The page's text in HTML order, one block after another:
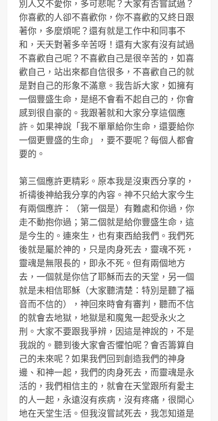
別人又不愛你，多可悲呢？大家有否嘗試過？
你喜歡的人卻不喜歡你，你不喜歡的又終日跟
著你，多麼煩呢？還有就是工作中和同事不
和，天天對著多辛苦呀！還有大家有沒有試過
不喜歡自己呢？不喜歡自己是很辛苦的，如喜
歡自己，站出來都自信很多，不喜歡自己的就
是對自己的形象不滿意。我告訴大家，如擁有
一個豐盛生命，是絕不會看不起自己的，你會
感到很自豪的。我跟著就和大家分享這個應
許。如果神說「我不單單給你生命，還要給你
一個更豐盛的生命」，要不要呢？每個人都會
要的。
第三個應許更精彩。原本我是沒東西分享的，
祈禱後神給我分享的內容。神不只給大家今生
有兩個應許：（第一個是）有難處和你過，你
走不動抱你過；第二個就是給你豐盛生命，這
是今生的。連來生，也有東西給我們。我們死
後就是屬於神的，只是肉身死去，靈魂不死，
靈魂是無限長的，即永不死。但有兩個地方
去，一個就是你信了耶穌而去的天堂，另一個
就是未相信耶穌（大家聽清楚：特別是聽了福
音而不信的），神回來時會有審判，聽而不信
的就會去地獄，地獄是和魔鬼一起受永火之
刑。大家不要跟我爭辨，因這是神說的，不是
我說的。聽到後大家會否懼怕呢？會否籌算自
己的未來呢？如果我們回到創造我們的神身
邊、和神一起，我們的肉身死去，而靈魂是永
活的，我們相信主的，就會在天堂跟所有愛主
的人一起，永遠沒有疾病，沒有疼痛，很開心
地在天堂生活。但我沒嘗試死去，我怎知道是